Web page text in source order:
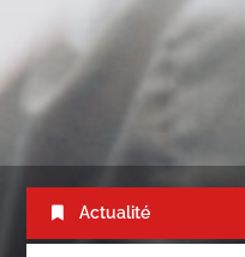
Actualité